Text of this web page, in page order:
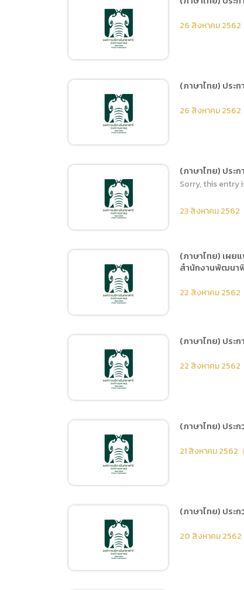
(ภา
(ภาษาไทย) จ้างที่ปรึกษา
ดำเนินการสำรวจความพึง
พอใจของผู้รับบริการ
สำนักงานพัฒนาพิงคนคร
(องค์การมหาชน) ประจำ
ปีงบประมาณ พ.ศ.2562
ด้วยวิธีประกาศเชิญชวน
(ภาษาไทย) ประกาศผู้ชนะ
การเสนอราคา ซื้อวัสดุงาน
ไฟฟ้ากำลัง โดยวิธีเฉพาะ
เจาะจง
26 สิงหาคม 2562
(ภาษาไทย) ประกาศผู้ชนะ
การเสนอราคา จ้างย้ายสาย
ไฟลงดิน โดยวิธีเฉพาะ
เจาะจง
(ภาษาไทย) ประ
26 สิงหาคม 2562
(ภาษาไทย) ประกาศราคาจ้าง
จัดกิจกรรมวิ่ง เชียงใหม่ไนท์
ซาฟารี รัน ด้วยวิธีประกวด
ราคาอิเล็กทรอนิกส์ e-
bidding
(ภาษาไทย) ประ
Sorry, this entry
23 สิงหาคม 2562
(ภาษาไทย) เผยแพร่
แผนการจัดซื้อจัดจ้าง ประจำ
ปีงบประมาณ พ.ศ.2562 ชื่อ
โครงการ ที่ปรึกษาดำเนินการ
สำรวจความพึงพอใจของ
ผู้รับบริการสำนักงานพัฒนา
พิงคนคร (องค์การมหาชน)
ประจำปีงบประมาณ
พ.ศ.2562
(ภาษาไทย) เผย
สำนักงานพัฒนา
22 สิงหาคม 2562
(ภาษาไทย) ประกาศผู้ชนะ
การเสนอราคา ซื้อวัสดุ
อุปกรณ์ใช้ในงานเลี้ยงสัตว์
จำนวน 31 รายการ โดยวิธี
เฉพาะเจาะจง
(ภาษาไทย) ประ
22 สิงหาคม 2562
(ภาษาไทย) ประกวดราคาจ้าง
ปรับปรุงรถลากพ่วง เพื่อ
ผู้รับบริการกลุ่มพิเศษจำนวน
1 งาน ด้วยวิธีประกวดราคา
(ภาษาไทย) ประ
21 สิงหาคม 2562
(ภาษาไทย) ประ
20 สิงหาคม 2562